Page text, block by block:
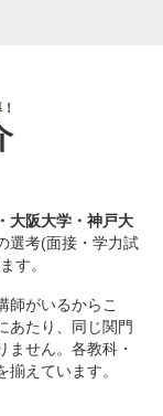
大阪大学・神戸大
選考(面接・学力試
す。
師がいるからこ
あたり、同じ関門
ません。各教科・
えています。